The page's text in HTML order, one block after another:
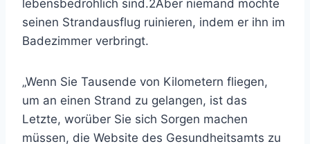
lebensbedrohlich sind.2Aber niemand möchte
seinen Strandausflug ruinieren, indem er ihn im
Badezimmer verbringt.
„Wenn Sie Tausende von Kilometern fliegen,
um an einen Strand zu gelangen, ist das
Letzte, worüber Sie sich Sorgen machen
müssen, die Website des Gesundheitsamts zu